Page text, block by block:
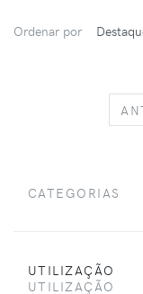
Ordenar por
CATEGORIAS
UTILIZAÇÃO
UTILIZAÇÃO